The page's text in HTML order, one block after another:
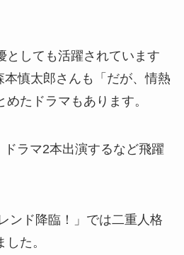
としても活躍されています
本慎太郎さんも「だが、情熱
たドラマもあります。
ラマ2本出演するなど飛躍
ンド降臨！」では二重人格
た。